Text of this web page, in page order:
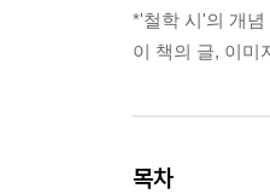
*'철학 시'의 개념
이 책의 글, 이미
목차